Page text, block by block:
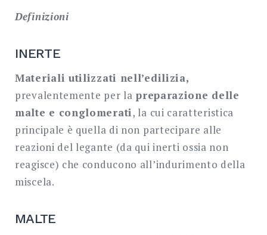
Definizioni
INERTE
Materiali utilizzati nell’edilizia,
prevalentemente per la preparazione delle
malte e conglomerati, la cui caratteristica
principale è quella di non partecipare alle
reazioni del legante (da qui inerti ossia non
reagisce) che conducono all’indurimento della
miscela.
MALTE